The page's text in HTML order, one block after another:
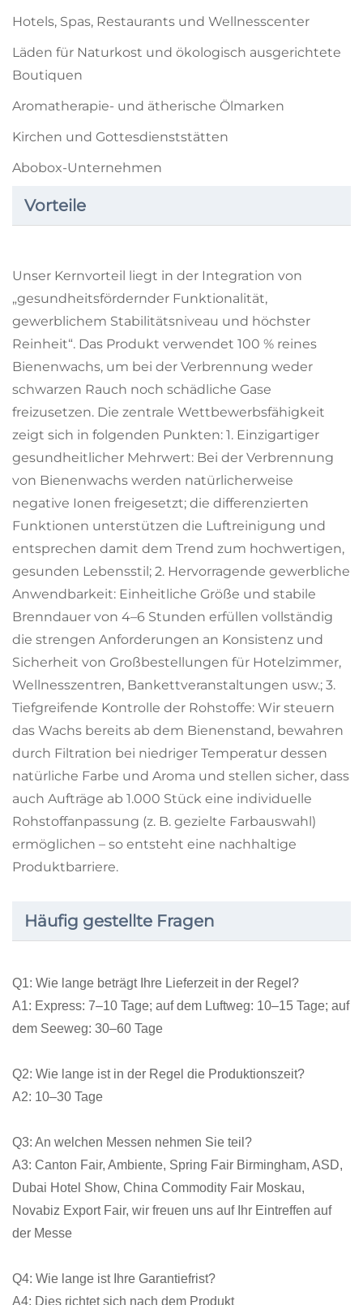
Hotels, Spas, Restaurants und Wellnesscenter
Läden für Naturkost und ökologisch ausgerichtete
Boutiquen
Aromatherapie- und ätherische Ölmarken
Kirchen und Gottesdienststätten
Abobox-Unternehmen
Vorteile
Unser Kernvorteil liegt in der Integration von
„gesundheitsfördernder Funktionalität,
gewerblichem Stabilitätsniveau und höchster
Reinheit“. Das Produkt verwendet 100 % reines
Bienenwachs, um bei der Verbrennung weder
schwarzen Rauch noch schädliche Gase
freizusetzen. Die zentrale Wettbewerbsfähigkeit
zeigt sich in folgenden Punkten: 1. Einzigartiger
gesundheitlicher Mehrwert: Bei der Verbrennung
von Bienenwachs werden natürlicherweise
negative Ionen freigesetzt; die differenzierten
Funktionen unterstützen die Luftreinigung und
entsprechen damit dem Trend zum hochwertigen,
gesunden Lebensstil; 2. Hervorragende gewerbliche
Anwendbarkeit: Einheitliche Größe und stabile
Brenndauer von 4–6 Stunden erfüllen vollständig
die strengen Anforderungen an Konsistenz und
Sicherheit von Großbestellungen für Hotelzimmer,
Wellnesszentren, Bankettveranstaltungen usw.; 3.
Tiefgreifende Kontrolle der Rohstoffe: Wir steuern
das Wachs bereits ab dem Bienenstand, bewahren
durch Filtration bei niedriger Temperatur dessen
natürliche Farbe und Aroma und stellen sicher, dass
auch Aufträge ab 1.000 Stück eine individuelle
Rohstoffanpassung (z. B. gezielte Farbauswahl)
ermöglichen – so entsteht eine nachhaltige
Produktbarriere.
Häufig gestellte Fragen
Q1: Wie lange beträgt Ihre Lieferzeit in der Regel?
A1: Express: 7–10 Tage; auf dem Luftweg: 10–15 Tage; auf
dem Seeweg: 30–60 Tage
Q2: Wie lange ist in der Regel die Produktionszeit?
A2: 10–30 Tage
Q3: An welchen Messen nehmen Sie teil?
A3: Canton Fair, Ambiente, Spring Fair Birmingham, ASD,
Dubai Hotel Show, China Commodity Fair Moskau,
Novabiz Export Fair, wir freuen uns auf Ihr Eintreffen auf
der Messe
Q4: Wie lange ist Ihre Garantiefrist?
A4: Dies richtet sich nach dem Produkt